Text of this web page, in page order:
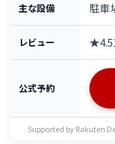
主な設備 駐車
レビュー
公式予約
Supported by Rakuten